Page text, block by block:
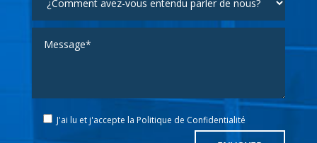
J'ai lu et j'accepte la Politique de Confidentialité